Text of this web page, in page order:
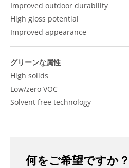
Improved outdoor durability
High gloss potential
Improved appearance
グリーンな属性
High solids
Low/zero VOC
Solvent free technology
何をご希望ですか？